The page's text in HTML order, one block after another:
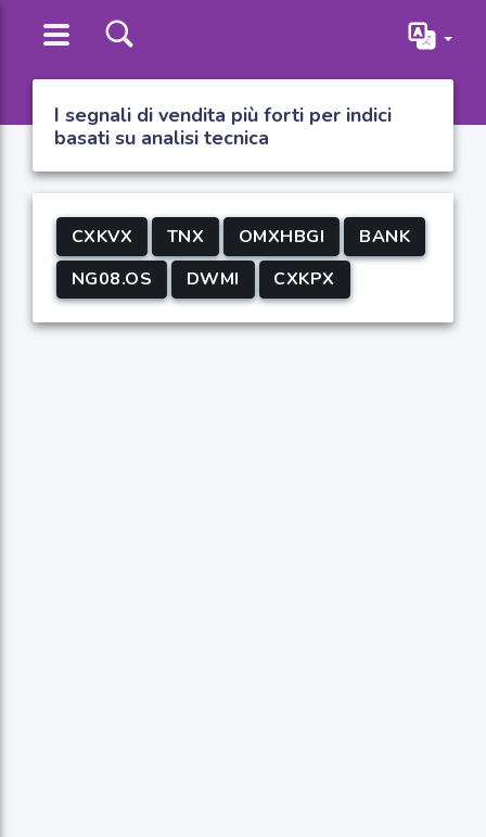
I segnali di vendita più forti per indici
basati su analisi tecnica
CXKVX TNX OMXHBGI
BANK
NG08.OS
DWMI CXKPX